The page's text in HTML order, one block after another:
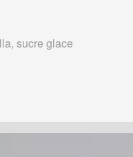
sucre glace